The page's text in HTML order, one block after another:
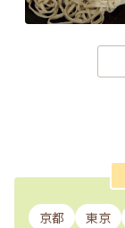
京都 東京